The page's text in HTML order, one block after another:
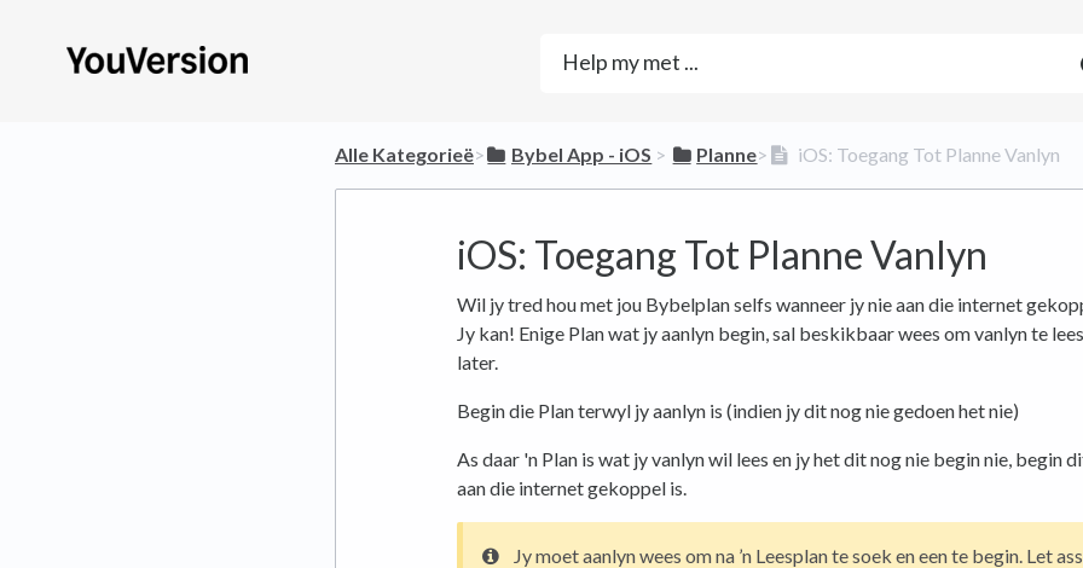
Alle Kategorieë​>​ ​Bybel App - iOS ​ > ​ ​Planne​>​ iOS: Toegang Tot Planne Vanlyn
iOS: Toegang Tot Planne Vanlyn
Wil jy tred hou met jou Bybelplan selfs wanneer jy nie aan die internet
Jy kan! Enige Plan wat jy aanlyn begin, sal beskikbaar wees om vanlyn te
later.
Begin die Plan terwyl jy aanlyn is (indien jy dit nog nie gedoen het nie)
As daar 'n Plan is wat jy vanlyn wil lees en jy het dit nog nie begin nie, begin
aan die internet gekoppel is.
Jy moet aanlyn wees om na ’n Leesplan te soek en een te begin. Let